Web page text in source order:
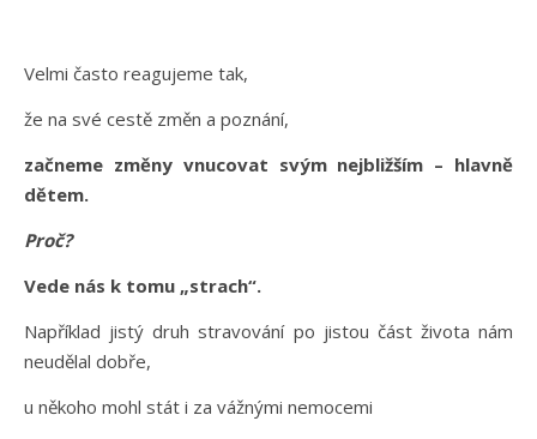
Velmi často reagujeme tak,
že na své cestě změn a poznání,
začneme změny vnucovat svým nejbližším – hlavně
dětem.
Proč?
Vede nás k tomu „strach“.
Například jistý druh stravování po jistou část života nám
neudělal dobře,
u někoho mohl stát i za vážnými nemocemi